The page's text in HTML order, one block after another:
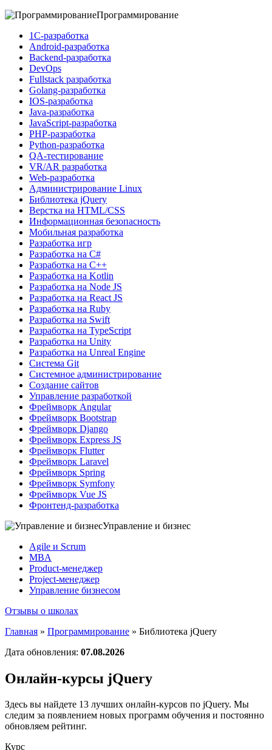
Программирование
1C-разработка
Android-разработка
Backend-разработка
DevOps
Fullstack разработка
Golang-разработка
IOS-разработка
Java-разработка
JavaScript-разработка
PHP-разработка
Python-разработка
QA-тестирование
VR/AR разработка
Web-разработка
Администрирование Linux
Библиотека jQuery
Верстка на HTML/CSS
Информационная безопасность
Мобильная разработка
Разработка игр
Разработка на C#
Разработка на C++
Разработка на Kotlin
Разработка на Node JS
Разработка на React JS
Разработка на Ruby
Разработка на Swift
Разработка на TypeScript
Разработка на Unity
Разработка на Unreal Engine
Система Git
Системное администрирование
Создание сайтов
Управление разработкой
Фреймворк Angular
Фреймворк Bootstrap
Фреймворк Django
Фреймворк Express JS
Фреймворк Flutter
Фреймворк Laravel
Фреймворк Spring
Фреймворк Symfony
Фреймворк Vue JS
Фронтенд-разработка
Управление и бизнес
Agile и Scrum
MBA
Product-менеджер
Project-менеджер
Управление бизнесом
Отзывы о школах
Главная » Программирование » Библиотека jQuery
Дата обновления: 07.08.2026
Онлайн-курсы jQuery
Здесь вы найдете 13 лучших онлайн-курсов по jQuery. Мы
следим за появлением новых программ обучения и постоянно
обновляем рейтинг.
Курс